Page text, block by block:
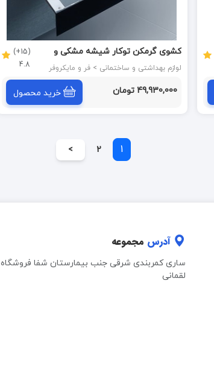
کشوی گرمکن توکار شیشه مشکی و
استیل مستر پلاس (S.A) W02 B
لوازم بهداشتی و ساختمانی > فر و مایکروفر
(15+)
4.8
49,930,000 تومان خرید محصول
1
2
>
آدرس مجموعه
ساری کمربندی شرقی جنب بیمارستان شفا فروشگاه
لقمانی